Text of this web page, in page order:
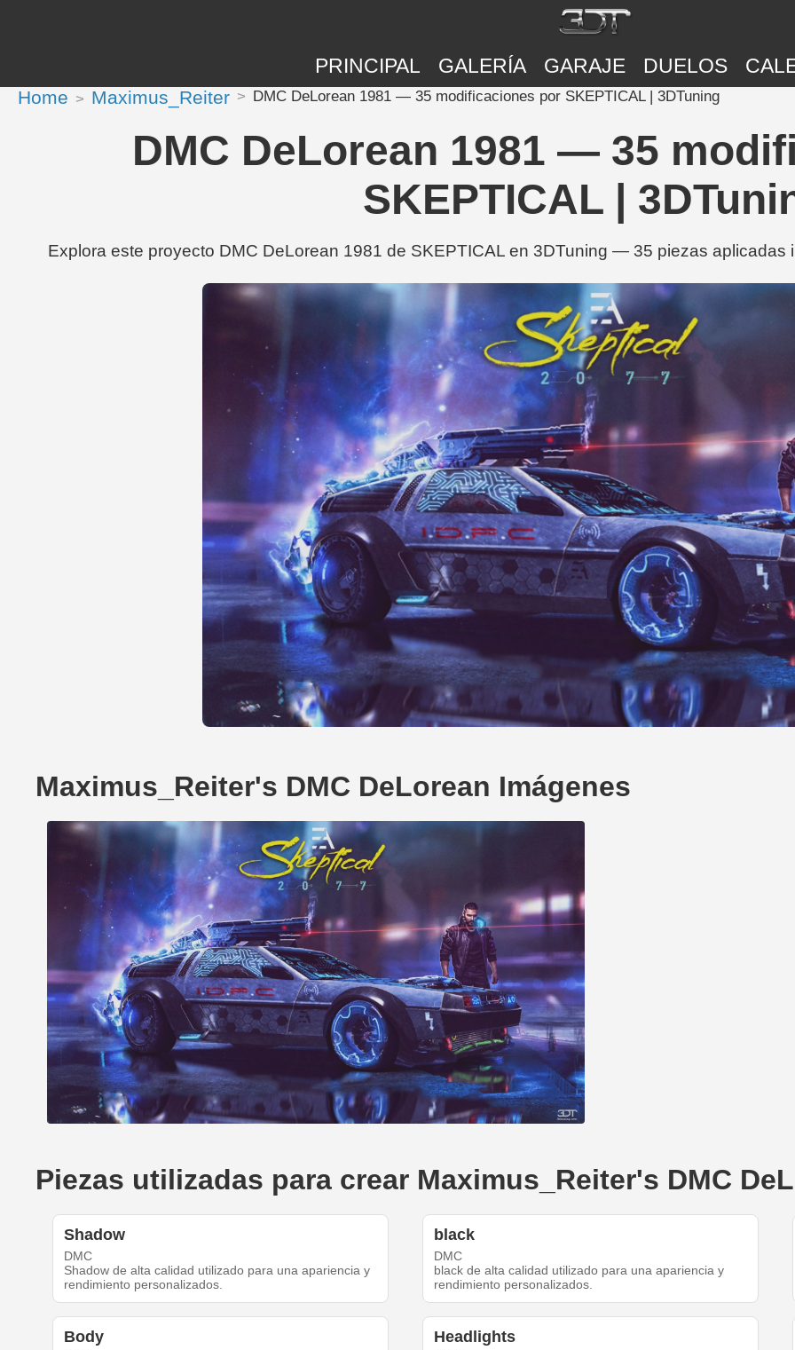
PRINCIPAL GALERÍA GARAJE DUELOS
Home Maximus_Reiter DMC DeLorean 1981 — 35 modificaciones por SKEPTICAL | 3DTuning
DMC DeLorean 1981 — 35
SKEPTICAL |
Explora este proyecto DMC DeLorean 1981 de SKEPTICAL en 3DTuning — 35 piezas aplicadas
Maximus_Reiter's DMC DeLorean Imágenes
Piezas utilizadas para crear Maximus_Reiter's DMC
Shadow
DMC
Shadow de alta calidad utilizado para una apariencia y
rendimiento personalizados.
black
DMC
black de alta calidad utilizado para una apariencia y
rendimiento personalizados.
Body Headlights